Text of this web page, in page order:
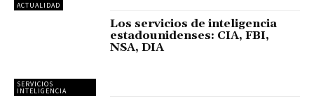
ACTUALIDAD
SERVICIOS
INTELIGENCIA
Los servicios de inteligencia
estadounidenses: CIA, FBI,
NSA, DIA